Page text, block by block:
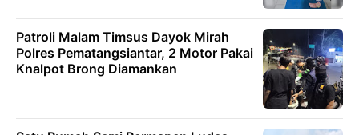
Patroli Malam Timsus Dayok Mirah
Polres Pematangsiantar, 2 Motor Pakai
Knalpot Brong Diamankan